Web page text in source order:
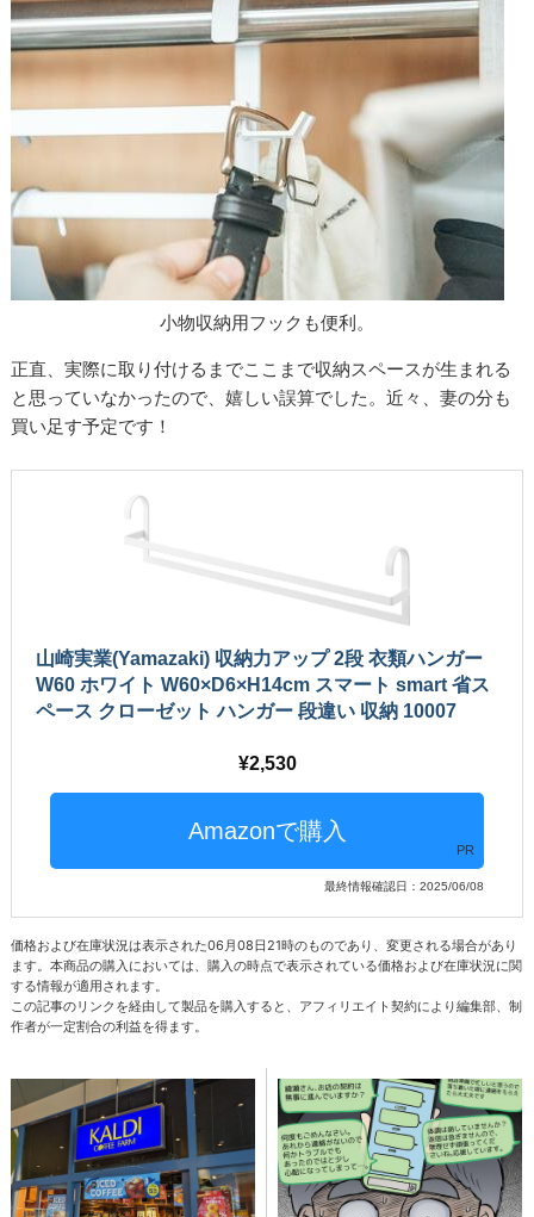
小物収納用フックも便利。
正直、実際に取り付けるまでここまで収納スペースが生まれる
と思っていなかったので、嬉しい誤算でした。近々、妻の分も
買い足す予定です！
山崎実業(Yamazaki) 収納力アップ 2段 衣類ハンガー
W60 ホワイト W60×D6×H14cm スマート smart 省ス
ペース クローゼット ハンガー 段違い 収納 10007
2,530
PR
最終情報確認日：2025/06/08
価格および在庫状況は表示された06月08日21時のものであり、変更される場合があり
ます。本商品の購入においては、購入の時点で表示されている価格および在庫状況に関
する情報が適用されます。
この記事のリンクを経由して製品を購入すると、アフィリエイト契約により編集部、制
作者が一定割合の利益を得ます。